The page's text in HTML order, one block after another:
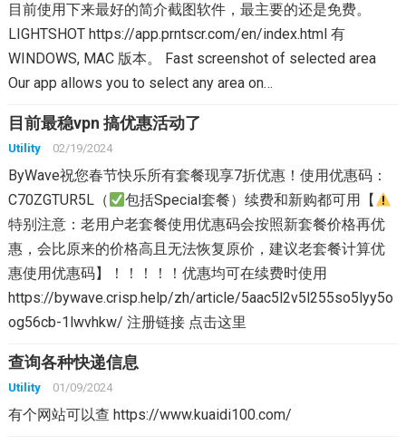
目前使用下来最好的简介截图软件，最主要的还是免费。
LIGHTSHOT https://app.prntscr.com/en/index.html 有
WINDOWS, MAC 版本。 Fast screenshot of selected area
Our app allows you to select any area on…
目前最稳vpn 搞优惠活动了
Utility 02/19/2024
ByWave祝您春节快乐所有套餐现享7折优惠！使用优惠码：
C70ZGTUR5L（
包括Special套餐）续费和新购都可用【
特别注意：老用户老套餐使用优惠码会按照新套餐价格再优
惠，会比原来的价格高且无法恢复原价，建议老套餐计算优
惠使用优惠码】！！！！！优惠均可在续费时使用
https://bywave.crisp.help/zh/article/5aac5l2v5l255so5lyy5o
og56cb-1lwvhkw/ 注册链接 点击这里
查询各种快递信息
Utility 01/09/2024
有个网站可以查 https://www.kuaidi100.com/